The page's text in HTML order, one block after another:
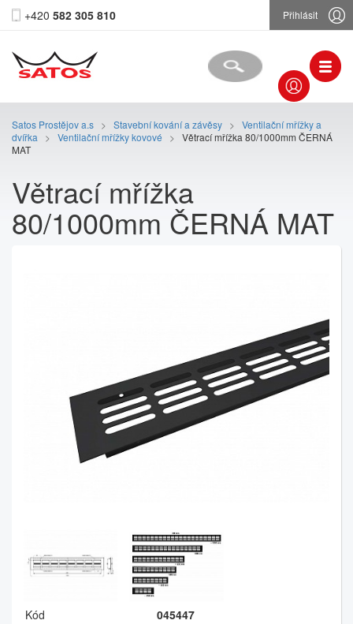
+420 582 305 810 Přihlásit
Satos Prostějov a.s > Stavební kování a závěsy >
Ventilační mřížky a
dvířka
> Ventilační mřížky kovové >
Větrací mřížka 80/1000mm ČERNÁ
MAT
Větrací mřížka
80/1000mm ČERNÁ MAT
Kód
045447